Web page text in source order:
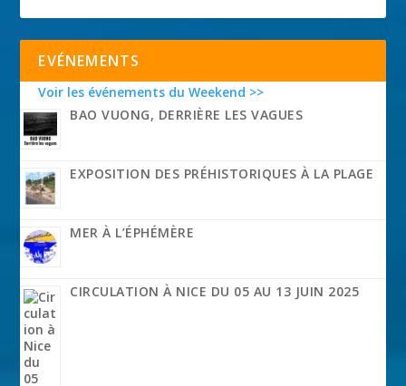
EVÉNEMENTS
Voir les événements du Weekend >>
BAO VUONG, DERRIÈRE LES VAGUES
EXPOSITION DES PRÉHISTORIQUES À LA PLAGE
MER À L’ÉPHÉMÈRE
CIRCULATION À NICE DU 05 AU 13 JUIN 2025